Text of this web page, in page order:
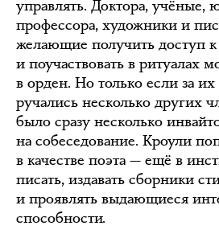
управлять. Доктора, учёные,
профессора, художники и
желающие получить доступ
и поучаствовать в ритуалах
в орден. Но только если за
ручались несколько других
было сразу несколько
на собеседование. Кроули
в качестве поэта — ещё в
писать, издавать сборники
и проявлять выдающиеся
способности.